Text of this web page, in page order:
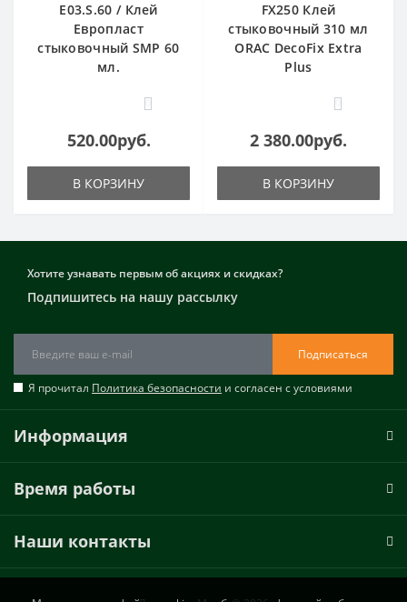
E03.S.60 / Клей
Европласт
стыковочный SMP 60
мл.
0
520.00руб.
В КОРЗИНУ
FX250 Клей
стыковочный 310 мл
ORAC DecoFix Extra
Plus
0
2 380.00руб.
В КОРЗИНУ
Хотите узнавать первым об акциях и скидках?
Подпишитесь на нашу рассылку
Подписаться
Я прочитал Политика безопасности и согласен с условиями
Информация
Время работы
Наши контакты